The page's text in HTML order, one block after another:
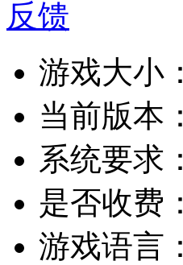
反馈
游戏大小：
当前版本：
系统要求：
是否收费：
游戏语言：